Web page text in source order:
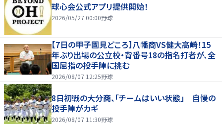
球心会公式アプリ提供開始！
2026/05/27 00:00野球
【7日の甲子園見どころ】八幡商VS健大高崎！15
年ぶり出場の公立校・背番号18の指名打者が、全
国屈指の投手陣に挑む
2026/08/07 12:25野球
8日初戦の大分商、「チームはいい状態」 自慢の
投手陣がカギ
2026/08/07 11:30野球